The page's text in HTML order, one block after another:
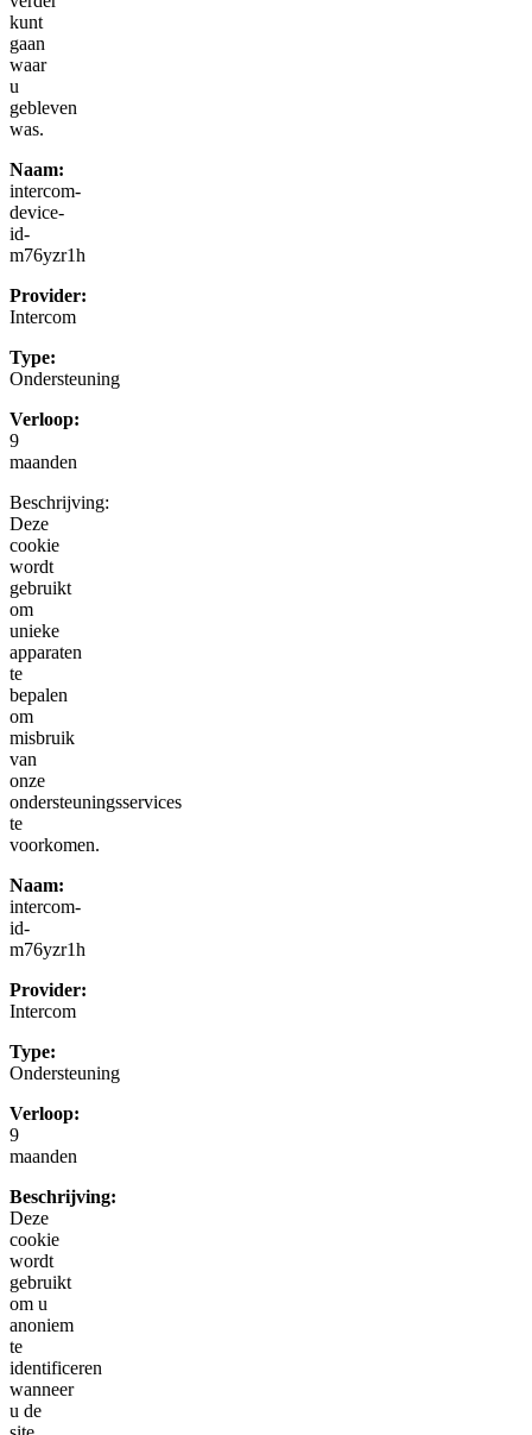
kunt
gaan
waar
u
gebleven
was.
Naam:
intercom-
device-
id-
m76yzr1h
Provider:
Intercom
Type:
Ondersteuning
Verloop:
9
maanden
Beschrijving:
Deze
cookie
wordt
gebruikt
om
unieke
apparaten
te
bepalen
om
misbruik
van
onze
ondersteuningsservices
te
voorkomen.
Naam:
intercom-
id-
m76yzr1h
Provider:
Intercom
Type:
Ondersteuning
Verloop:
9
maanden
Beschrijving:
Deze
cookie
wordt
gebruikt
om u
anoniem
te
identificeren
wanneer
u de